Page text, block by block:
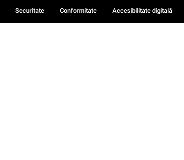
Securitate Conformitate Accesibilitate digitală